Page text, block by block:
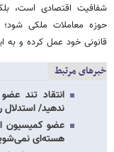
شفافیت اقتصادی است،
حوزه معاملات ملکی شود؛
قانونی خود عمل کرده و به
خبرهای مرتبط
انتقاد تند
ندهید/
عضو کمیسیون
هسته‌ای